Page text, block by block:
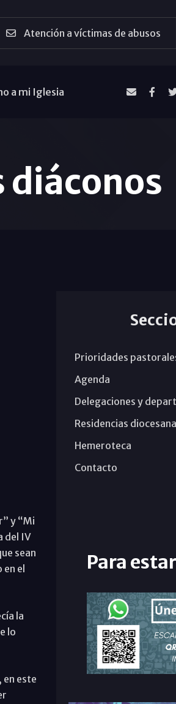
Atención a víctimas de abusos
a mi Iglesia
diáconos
y “Mi
del IV
sean
el
la
lo
en este
Prioridades
Agenda
Delegaciones y
Residencias
Hemeroteca
Contacto
Para